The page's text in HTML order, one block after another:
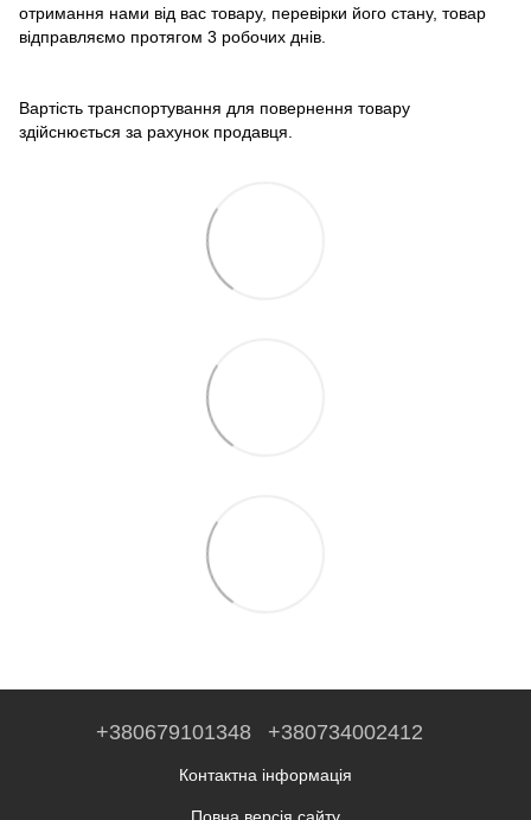
отримання нами від вас товару, перевірки його стану, товар
відправляємо протягом 3 робочих днів.
Вартість транспортування для повернення товару
здійснюється за рахунок продавця.
+380679101348 +380734002412
Контактна інформація
Повна версія сайту